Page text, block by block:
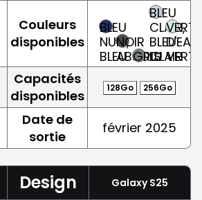
Couleurs
disponibles
BLEU
NUIT,
BLEU
NOIR
ABSOLU
GRIS
BLEU
CLAIR,
BLEU-
CLAIR
VERT
D'EAU,
VERT
Capacités
disponibles
128Go 256Go
Date de
sortie
février 2025
Design Galaxy S25